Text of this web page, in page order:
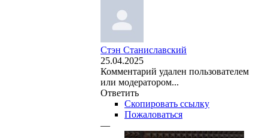
Стэн Станиславский
25.04.2025
Комментарий удален пользователем
или модератором...
Ответить
Скопировать ссылку
Пожаловаться
—